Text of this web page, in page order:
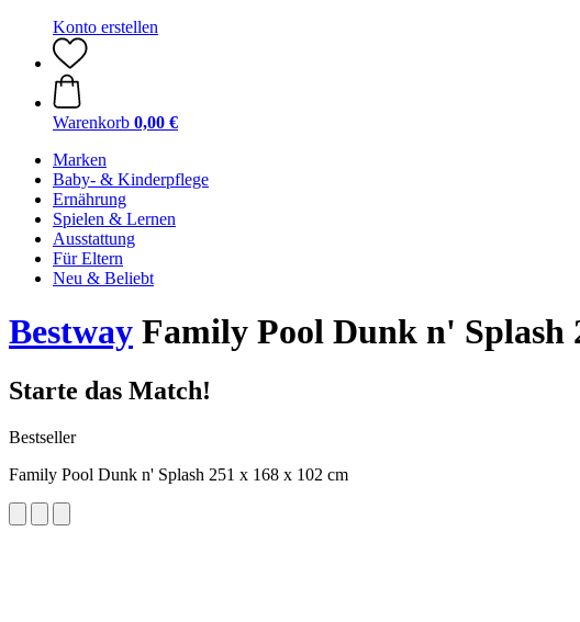
Konto erstellen
Warenkorb 0,00 €
Marken
Baby- & Kinderpflege
Ernährung
Spielen & Lernen
Ausstattung
Für Eltern
Neu & Beliebt
Bestway Family Pool Dunk n' Splash
Starte das Match!
Bestseller
Family Pool Dunk n' Splash 251 x 168 x 102 cm